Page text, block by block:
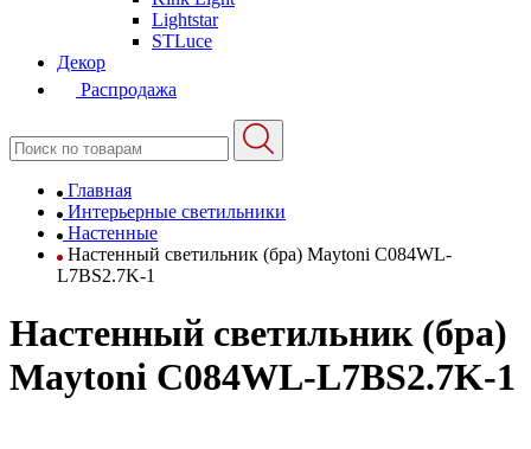
Lightstar
STLuce
Декор
Распродажа
Главная
Интерьерные светильники
Настенные
Настенный светильник (бра) Maytoni C084WL-
L7BS2.7K-1
Настенный светильник (бра)
Maytoni C084WL-L7BS2.7K-1